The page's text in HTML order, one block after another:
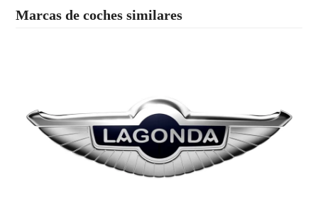
Marcas de coches similares